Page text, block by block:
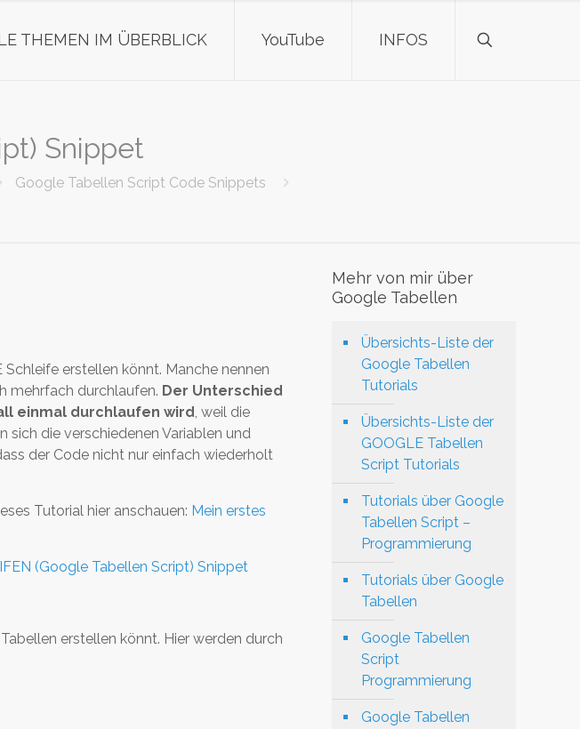
THEMEN IM ÜBERBLICK YouTube INFOS
Snippet
Google Tabellen Script Code Snippets
erstellen könnt. Manche nennen
mehrfach durchlaufen. Der Unterschied
einmal durchlaufen wird, weil die
sich die verschiedenen Variablen und
der Code nicht nur einfach wiederholt
Tutorial hier anschauen: Mein erstes
(Google Tabellen Script) Snippet
erstellen könnt. Hier werden durch
Mehr von mir über
Google Tabellen
Übersichts-Liste der
Google Tabellen
Tutorials
Übersichts-Liste der
GOOGLE Tabellen
Script Tutorials
Tutorials über Google
Tabellen Script –
Programmierung
Tutorials über Google
Tabellen
Google Tabellen
Script
Programmierung
Google Tabellen